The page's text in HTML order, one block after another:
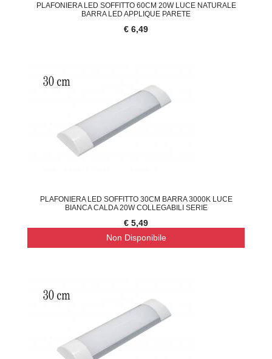
PLAFONIERA LED SOFFITTO 60CM 20W LUCE NATURALE
BARRA LED APPLIQUE PARETE
€ 6,49
PLAFONIERA LED SOFFITTO 30CM BARRA 3000K LUCE
BIANCA CALDA 20W COLLEGABILI SERIE
€ 5,49
Non Disponibile